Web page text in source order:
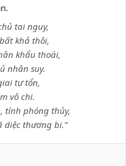
tai nguy,
khả thôi,
khẩu thoái,
nhân suy.
tự tổn,
vô chi.
tính phóng thủy,
thương bi.”